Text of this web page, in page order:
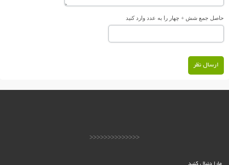
حاصل جمع شش + چهار را به عدد وارد کنید
ارسال نظر
<<<<<<<<<<<<<<